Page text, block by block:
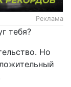
Реклама
тебя?
Но